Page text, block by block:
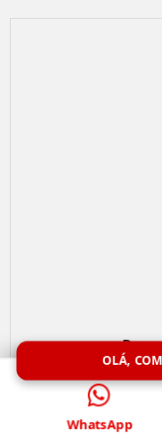
OLÁ,
WhatsApp